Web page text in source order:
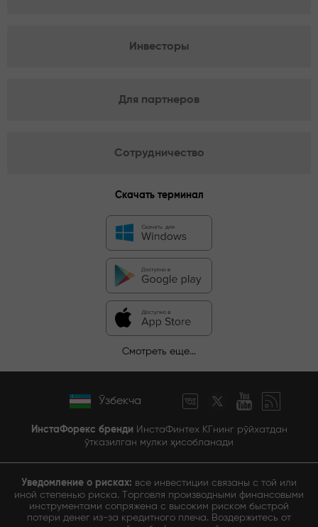
Инвесторы
Для партнеров
Сотрудничество
Скачать терминал
Смотреть еще...
Ўзбекча
ИнстаФорекс бренди ИнстаФинтех КГнинг рўйхатдан
ўтказилган мулки ҳисобланади
Уведомление о рисках: все инвестиции связаны с той или
иной степенью риска. Торговля производными финансовыми
инструментами сопряжена с высоким риском быстрой
потери денег из-за кредитного плеча. Воздержитесь от